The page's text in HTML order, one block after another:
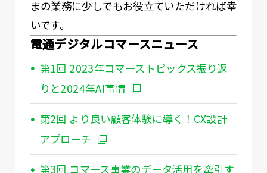
まの業務に少しでもお役立ていただければ幸
いです。
電通デジタルコマースニュース
第1回 2023年コマーストピックス振り返
りと2024年AI事情
第2回 より良い顧客体験に導く！CX設計
アプローチ
第3回 コマース事業のデータ活用を牽引す